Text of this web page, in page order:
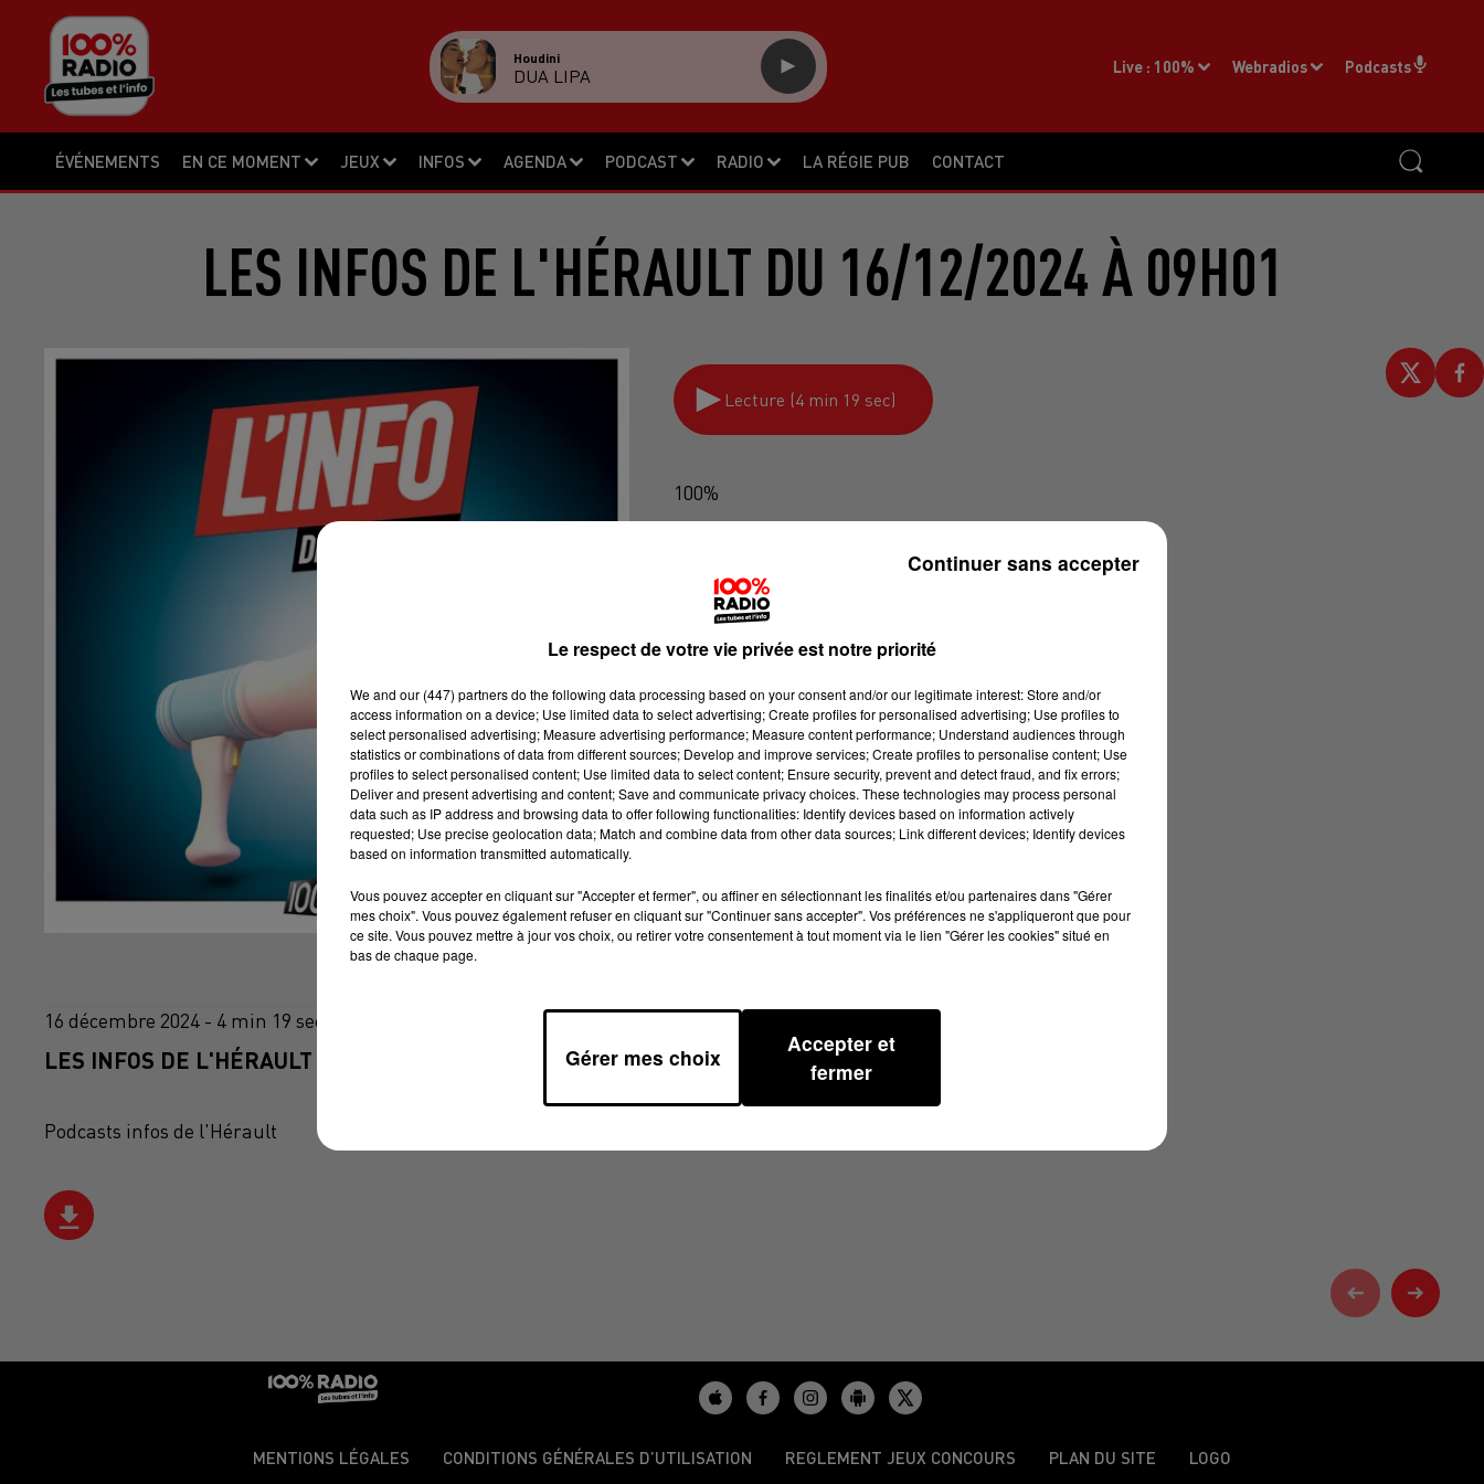
ÉVÉNEMENTS EN CE MOMENT JEUX INFOS AGENDA PODCAST RADIO LA RÉGIE PUB CONTACT
Live : 100% Webradios Podcasts
Houdini
DUA LIPA
LES INFOS DE L'HÉRAULT DU 16/12/2024 À 09H01
Lecture (4 min 19 sec)
100%
16 décembre 2024 - 4 min 19 sec
LES INFOS DE L'HÉRAULT DU 16/12/2024 À 09H01
Podcasts infos de l'Hérault
MENTIONS LÉGALES CONDITIONS GÉNÉRALES D’UTILISATION REGLEMENT JEUX CONCOURS PLAN DU SITE LOGO
Le respect de votre vie privée est notre priorité
We and our (447) partnersdo the following data processing based on your consent and/or our legitimate interest: Store and/or
access information on a device; Use limited data to select advertising; Create profiles for personalised advertising; Use profiles to
select personalised advertising; Measure advertising performance; Measure content performance; Understand audiences through
statistics or combinations of data from different sources; Develop and improve services; Create profiles to personalise content; Use
profiles to select personalised content; Use limited data to select content; Ensure security, prevent and detect fraud, and fix errors;
Deliver and present advertising and content; Save and communicate privacy choices. These technologies may process personal
data such as IP address and browsing data to offer following functionalities: Identify devices based on information actively
requested; Use precise geolocation data; Match and combine data from other data sources; Link different devices; Identify devices
based on information transmitted automatically.
Vous pouvez accepter en cliquant sur "Accepter et fermer", ou affiner en sélectionnant les finalités et/ou partenaires dans "Gérer
mes choix". Vous pouvez également refuser en cliquant sur "Continuer sans accepter". Vos préférences ne s'appliqueront que pour
ce site. Vous pouvez mettre à jour vos choix, ou retirer votre consentement à tout moment via le lien "Gérer les cookies" situé en
bas de chaque page.
Gérer mes choix
Accepter et
fermer
Continuer sans accepter